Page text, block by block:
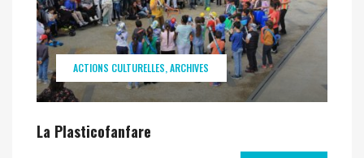
ACTIONS CULTURELLES ARCHIVES
La Plasticofanfare